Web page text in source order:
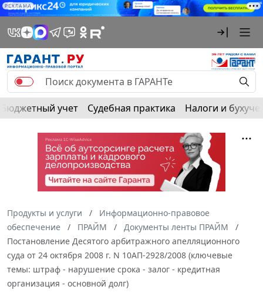
РЕКЛАМА
Бюджетный учет Судебная практика Налоги и
Продукты и услуги
Информационно-правовое
обеспечение
ПРАЙМ
Документы ленты ПРАЙМ
Постановление Десятого арбитражного апелляционного
суда от 24 октября 2008 г. N 10АП-2928/2008 (ключевые
темы: штраф - нарушение срока - залог - кредитная
организация - основной долг)